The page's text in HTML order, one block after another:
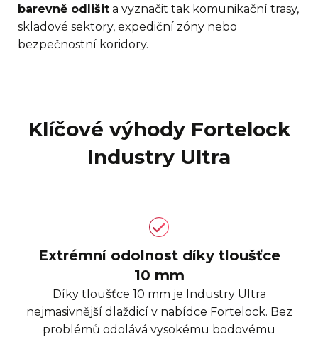
barevně odlišit a vyznačit tak komunikační trasy,
skladové sektory, expediční zóny nebo
bezpečnostní koridory.
Klíčové výhody Fortelock
Industry Ultra
Extrémní odolnost díky tloušťce
10 mm
Díky tloušťce 10 mm je Industry Ultra
nejmasivnější dlaždicí v nabídce Fortelock. Bez
problémů odolává vysokému bodovému